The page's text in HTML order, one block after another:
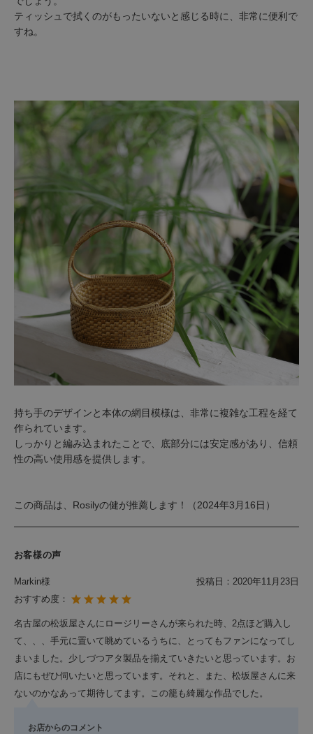
ティッシュで拭くのがもったいないと感じる時に、非常に便利で
すね。
持ち手のデザインと本体の網目模様は、非常に複雑な工程を経て
作られています。
しっかりと編み込まれたことで、底部分には安定感があり、信頼
性の高い使用感を提供します。
この商品は、Rosilyの健が推薦します！（2024年3月16日）
お客様の声
Markin様 投稿日： 2020年11月23日
おすすめ度：
名古屋の松坂屋さんにロージリーさんが来られた時、2点ほど購入し
て、、、手元に置いて眺めているうちに、とってもファンになってし
まいました。少しづつアタ製品を揃えていきたいと思っています。お
店にもぜひ伺いたいと思っています。それと、また、松坂屋さんに来
ないのかなあって期待してます。この籠も綺麗な作品でした。
お店からのコメント